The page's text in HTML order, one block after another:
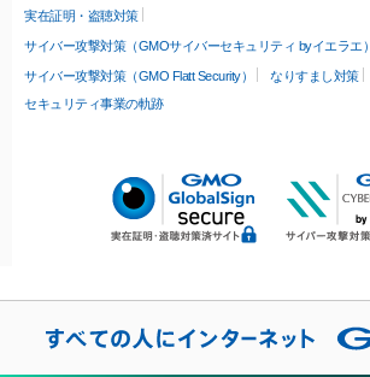
実在証明・盗聴対策
サイバー攻撃対策（GMOサイバーセキュリティ byイエラエ）
サイバー攻撃対策（GMO Flatt Security）
なりすまし対策
セキュリティ事業の軌跡